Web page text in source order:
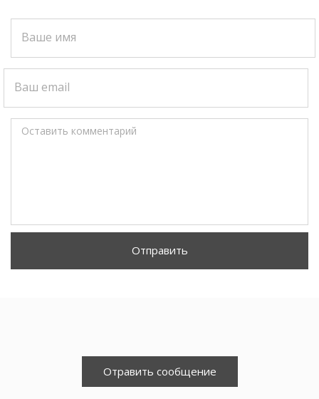
Ваше имя
Ваш email
Оставить комментарий
Отправить
Отравить сообщение